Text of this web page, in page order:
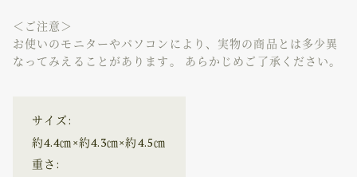
＜ご注意＞
お使いのモニターやパソコンにより、実物の商品とは多少異
なってみえることがあります。 あらかじめご了承ください。
サイズ:
約4.4㎝×約4.3㎝×約4.5㎝
重さ: